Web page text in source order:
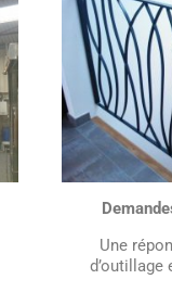
Une
d’outillage